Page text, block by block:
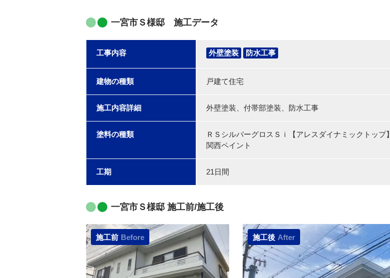
一宮市Ｓ様邸 施工データ
工事内容 外壁塗装 防水工事
建物の種類 戸建て住宅
施工内容詳細 外壁塗装、付帯部塗装、防水工事
塗料の種類
ＲＳシルバーグロスＳｉ【アレスダイナミックトップ】
関西ペイント
工期 21日間
一宮市Ｓ様邸 施工前/施工後
施工後 After
施工前 Before